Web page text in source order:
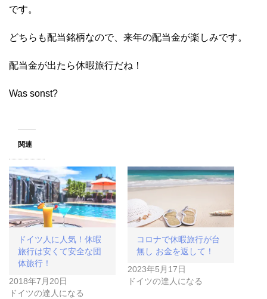
です。
どちらも配当銘柄なので、来年の配当金が楽しみです。
配当金が出たら休暇旅行だね！
Was sonst?
関連
ドイツ人に人気！休暇
旅行は安くて安全な団
体旅行！
2018年7月20日
ドイツの達人になる
コロナで休暇旅行が台
無し お金を返して！
2023年5月17日
ドイツの達人になる